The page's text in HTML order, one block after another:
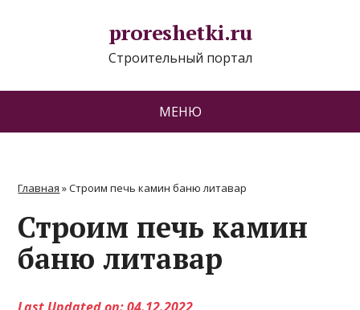
proreshetki.ru
Строительный портал
МЕНЮ
Главная »Строим печь камин баню литавар
Строим печь камин
баню литавар